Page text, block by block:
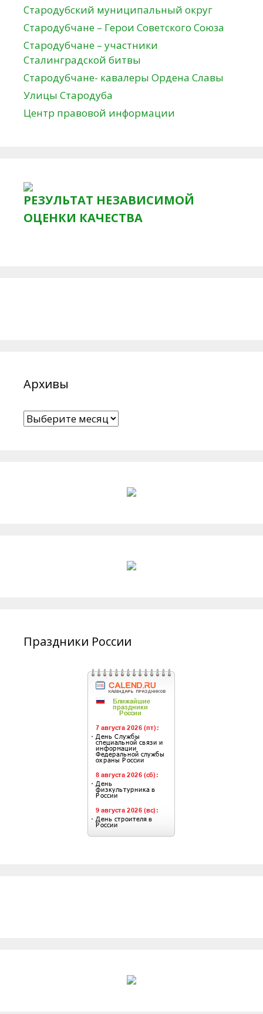
Стародубский муниципальный округ
Стародубчане – Герои Советского Союза
Стародубчане – участники
Сталинградской битвы
Стародубчане- кавалеры Ордена Славы
Улицы Стародуба
Центр правовой информации
РЕЗУЛЬТАТ НЕЗАВИСИМОЙ
ОЦЕНКИ КАЧЕСТВА
Архивы
Архивы
Праздники России